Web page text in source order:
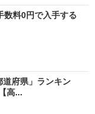
数料0円で入手する
道府県」ランキン
高...